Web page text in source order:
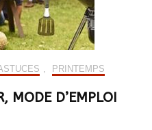
, PRINTEMPS
MODE D’EMPLOI